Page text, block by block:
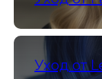
Уход от